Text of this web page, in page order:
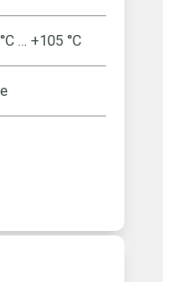
… +105 °C